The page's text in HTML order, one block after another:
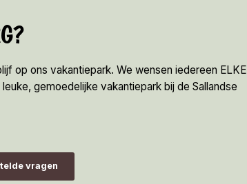
op ons vakantiepark. We wensen iedereen ELKE
gemoedelijke vakantiepark bij de Sallandse
vragen